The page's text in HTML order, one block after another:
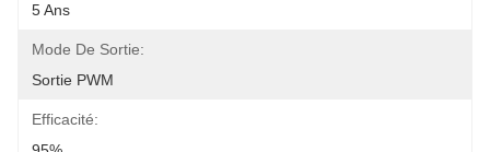
5 Ans
Mode De Sortie:
Sortie PWM
Efficacité: